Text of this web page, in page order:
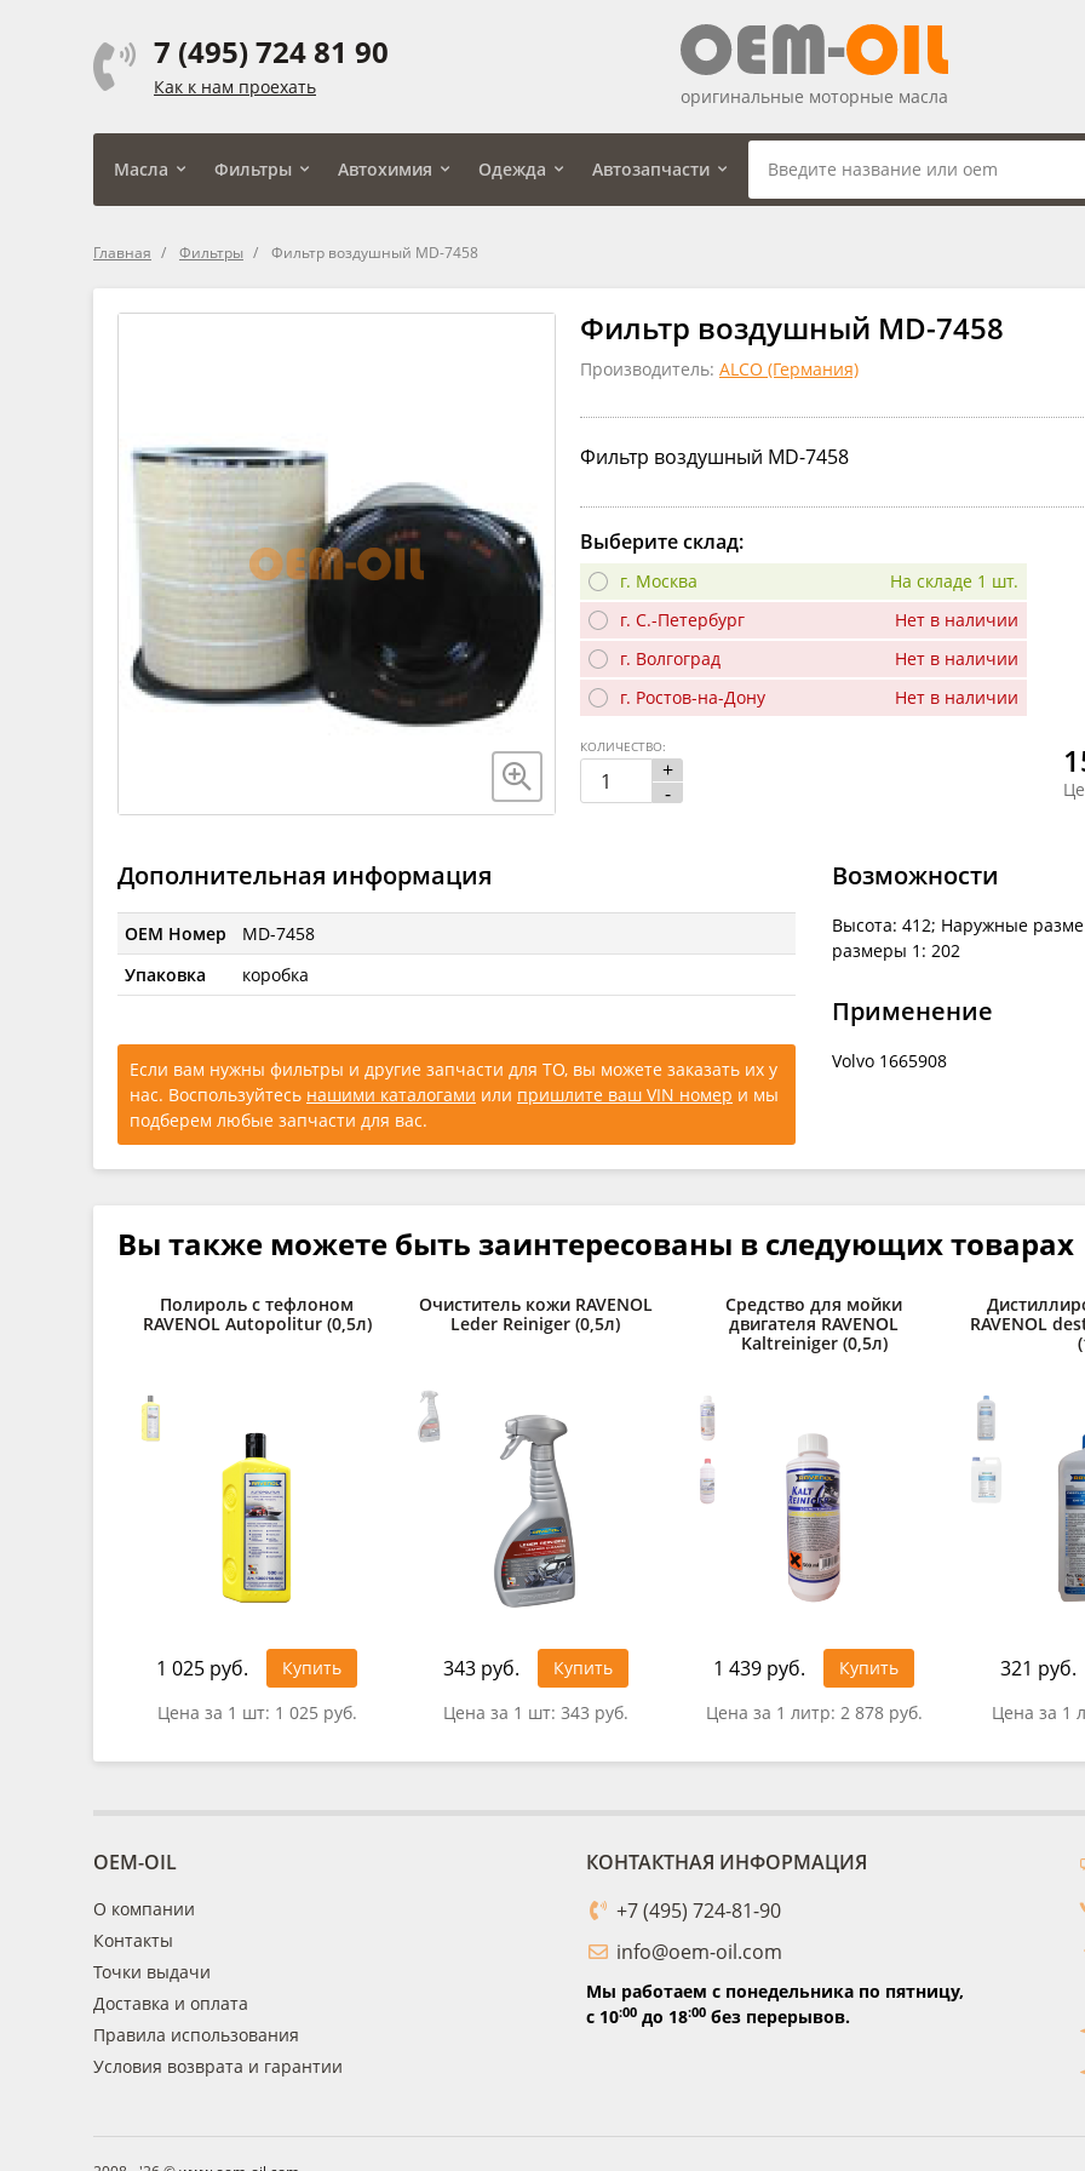
7 (495) 724 81 90
Как к нам проехать оригинальные моторные масла
Масла Фильтры Автохимия Одежда Автозапчасти
Главная Фильтры Фильтр воздушный MD-7458
Фильтр воздушный MD-7458
Производитель: ALCO (Германия)
Фильтр воздушный MD-7458
Выберите склад:
г. Москва
На складе 1 шт.
г. С.-Петербург
Нет в наличии
г. Волгоград
Нет в наличии
г. Ростов-на-Дону
Нет в наличии
+
-
КОЛИЧЕСТВО:
Дополнительная информация
OEM Номер
MD-7458
Упаковка
коробка
Если вам нужны фильтры и другие запчасти для ТО, вы можете заказать их у
нас. Воспользуйтесь нашими каталогами или пришлите ваш VIN номер и мы
подберем любые запчасти для вас.
Возможности
Высота: 412; Наружные
размеры 1: 202
Применение
Volvo 1665908
Вы также можете быть заинтересованы в следующих товарах
Полироль с тефлоном
RAVENOL Autopolitur (0,5л)
1 025 руб.
Купить
Цена за 1 шт: 1 025 руб.
Очиститель кожи RAVENOL
Leder Reiniger (0,5л)
343 руб.
Купить
Цена за 1 шт: 343 руб.
Средство для мойки
двигателя RAVENOL
Kaltreiniger (0,5л)
1 439 руб.
Купить
Цена за 1 литр: 2 878 руб.
RAVENOL
321 руб.
Цена за 1
OEM-OIL
О компании
Контакты
Точки выдачи
Доставка и оплата
Правила использования
Условия возврата и гарантии
КОНТАКТНАЯ ИНФОРМАЦИЯ
+7 (495) 724-81-90
info@oem-oil.com
Мы работаем с понедельника по пятницу,
с 10:00до 18:00без перерывов.